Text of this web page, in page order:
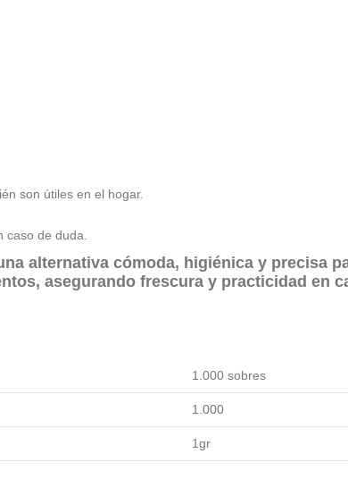
son útiles en el hogar.
de duda.
alternativa cómoda, higiénica y precisa
asegurando frescura y practicidad en
1.000 sobres
1.000
1gr